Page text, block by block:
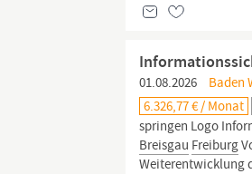
01.08.2026
Baden
6.326,77 € / Monat
springen Logo
Breisgau Freiburg
Weiterentwicklung